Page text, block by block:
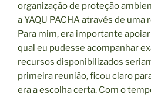
organização de proteção
a YAQU PACHA através de
Para mim, era importante
qual eu pudesse acompanhar
recursos disponibilizados
primeira reunião, ficou claro
era a escolha certa. Com o